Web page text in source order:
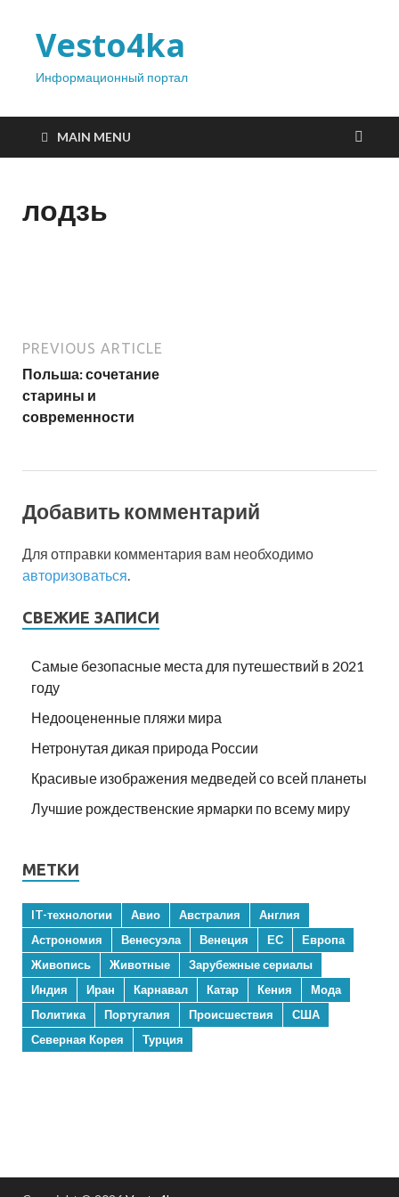
Vesto4ka
Информационный портал
MAIN MENU
лодзь
PREVIOUS ARTICLE
Польша: сочетание
старины и
современности
Добавить комментарий
Для отправки комментария вам необходимо
авторизоваться
СВЕЖИЕ ЗАПИСИ
Самые безопасные места для путешествий в 2021
году
Недооцененные пляжи мира
Нетронутая дикая природа России
Красивые изображения медведей со всей планеты
Лучшие рождественские ярмарки по всему миру
МЕТКИ
IT-технологии Авио Австралия
Англия
Астрономия
Венесуэла Венеция ЕС
Европа
Живопись
Животные
Зарубежные сериалы
Индия
Иран Карнавал Катар Кения
Мода
Политика
Португалия Происшествия
США
Северная Корея
Турция